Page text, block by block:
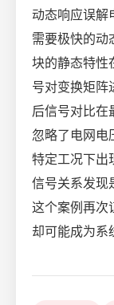
动态响应误解
需要极快的动
块的静态特性
号对变换矩阵
后信号对比在
忽略了电网电
特定工况下出
信号关系发现
这个案例再次
却可能成为系